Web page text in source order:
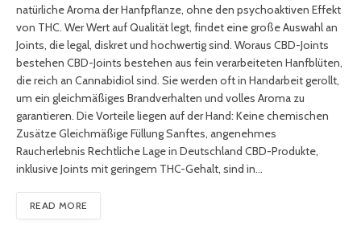
natürliche Aroma der Hanfpflanze, ohne den psychoaktiven Effekt
von THC. Wer Wert auf Qualität legt, findet eine große Auswahl an
Joints, die legal, diskret und hochwertig sind. Woraus CBD-Joints
bestehen CBD-Joints bestehen aus fein verarbeiteten Hanfblüten,
die reich an Cannabidiol sind. Sie werden oft in Handarbeit gerollt,
um ein gleichmäßiges Brandverhalten und volles Aroma zu
garantieren. Die Vorteile liegen auf der Hand: Keine chemischen
Zusätze Gleichmäßige Füllung Sanftes, angenehmes
Raucherlebnis Rechtliche Lage in Deutschland CBD-Produkte,
inklusive Joints mit geringem THC-Gehalt, sind in…
READ MORE